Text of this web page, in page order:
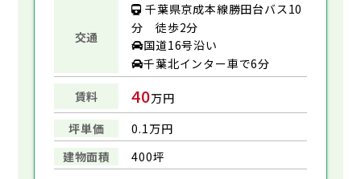
交通
千葉県京成本線勝田台バス10
分 徒歩2分
国道16号沿い
千葉北インター車で6分
賃料 40万円
坪単価
0.1万円
建物面積
400坪